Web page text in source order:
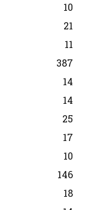
10
21
11
387
14
14
25
17
10
146
18